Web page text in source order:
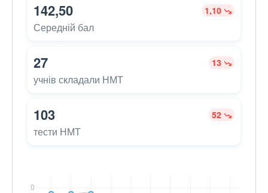
142,50 1,10
Середній бал
27 13
учнів складали НМТ
103 52
тести НМТ